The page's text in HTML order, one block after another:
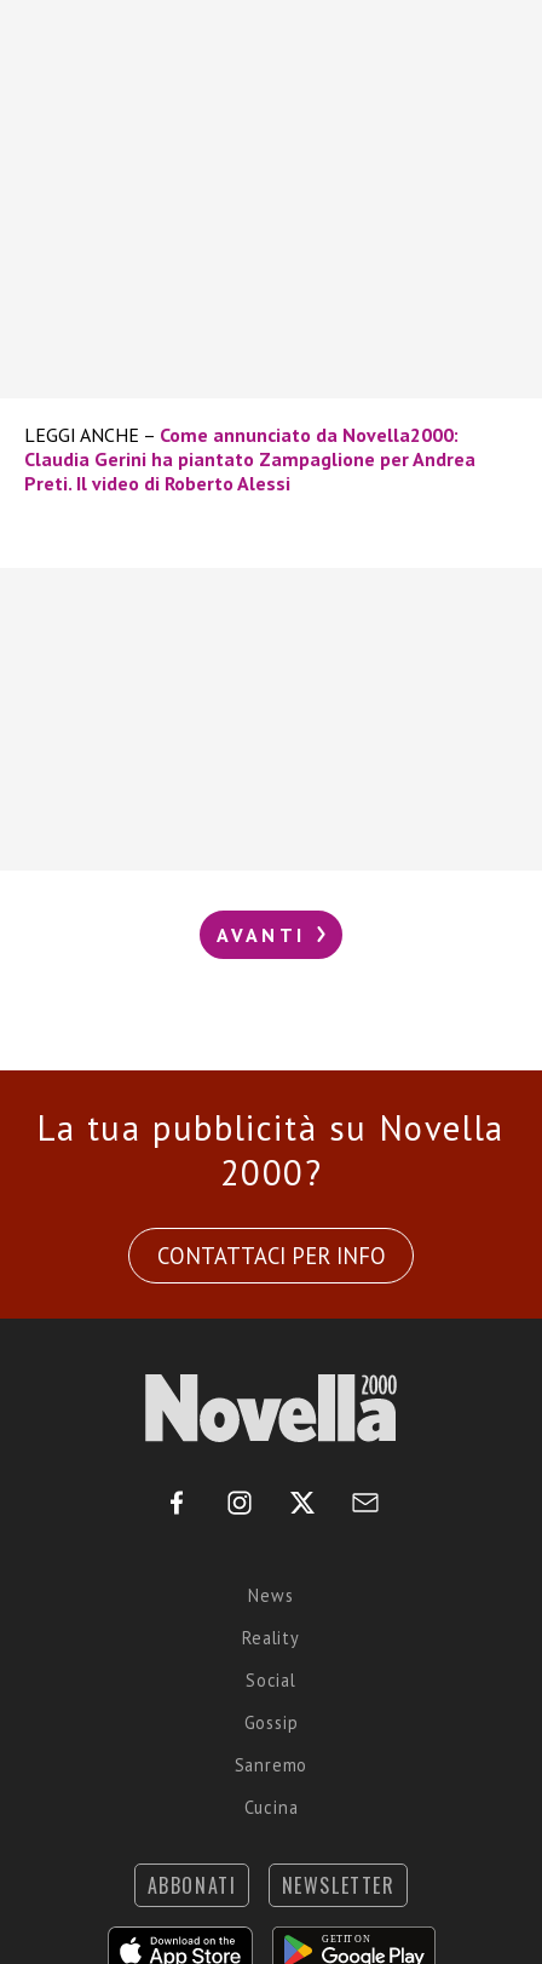
LEGGI ANCHE – Come annunciato da Novella2000:
Claudia Gerini ha piantato Zampaglione per Andrea
Preti. Il video di Roberto Alessi
AVANTI
La tua pubblicità su Novella
2000?
CONTATTACI PER INFO
News
Reality
Social
Gossip
Sanremo
Cucina
ABBONATI NEWSLETTER